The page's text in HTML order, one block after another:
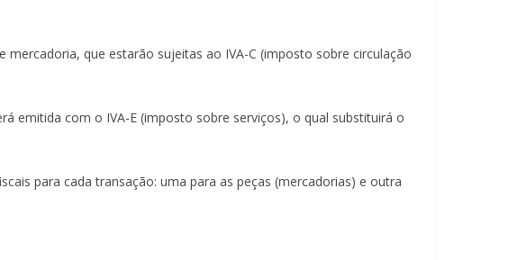
que estarão sujeitas ao IVA-C (imposto sobre circulação
emitida com o IVA-E (imposto sobre serviços), o qual substituirá o
para cada transação: uma para as peças (mercadorias) e outra